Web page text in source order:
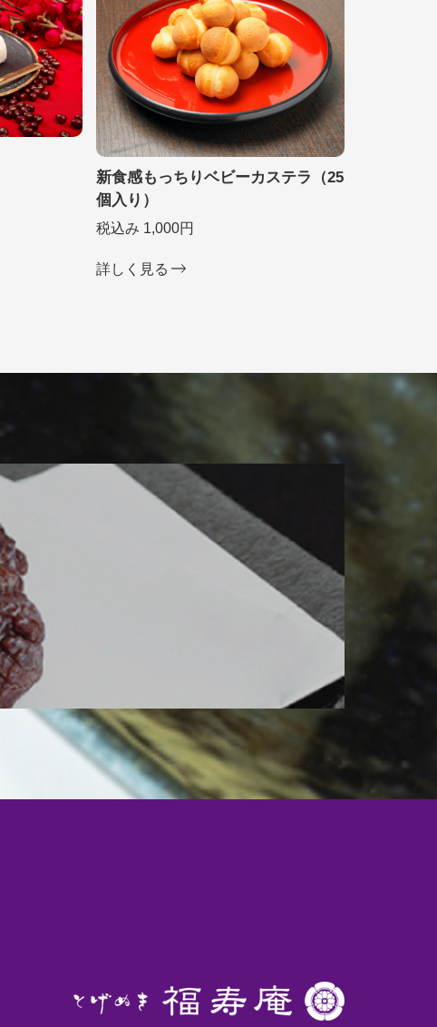
新食感もっちりベビーカステラ（25
個入り）
税込み 1,000円
詳しく見る